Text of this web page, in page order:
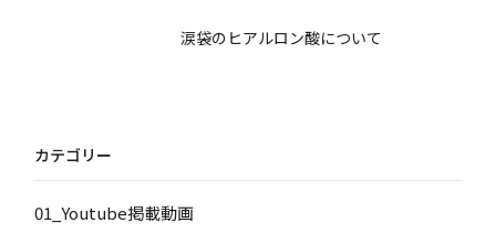
涙袋のヒアルロン酸について
カテゴリー
01_Youtube掲載動画